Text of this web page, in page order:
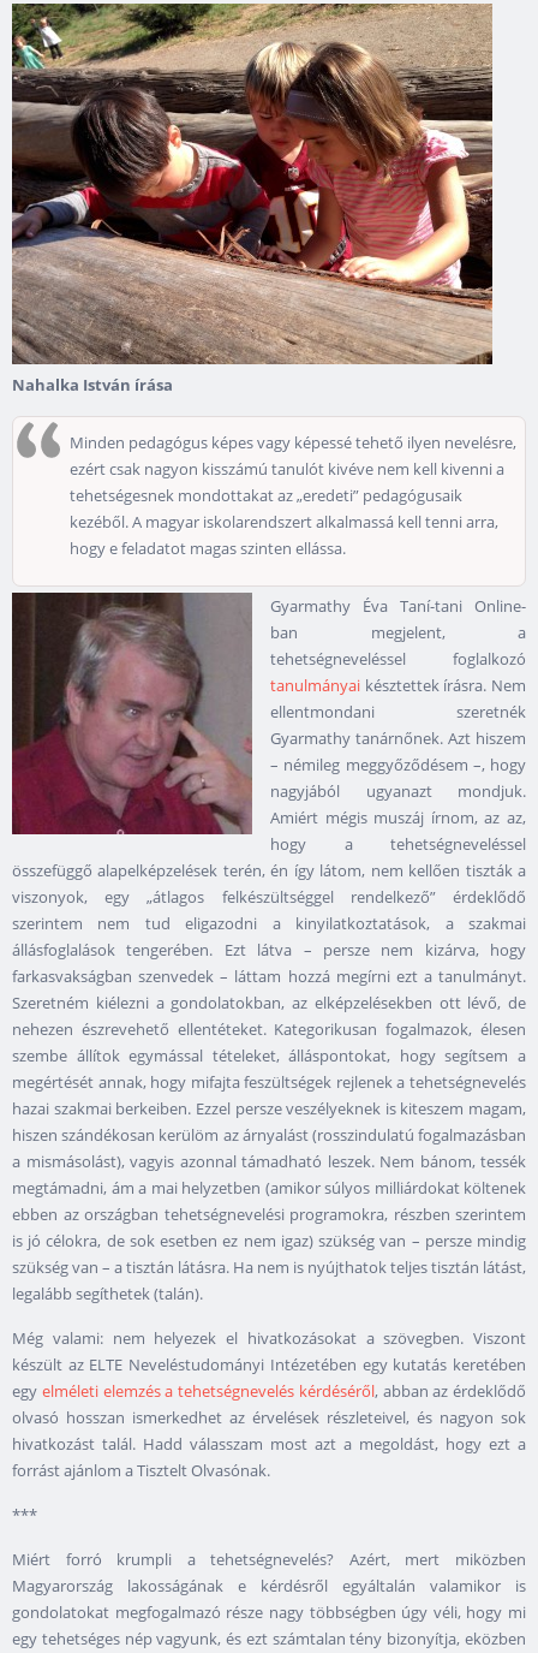
Nahalka István írása
Minden pedagógus képes vagy képessé tehető ilyen nevelésre,
ezért csak nagyon kisszámú tanulót kivéve nem kell kivenni a
tehetségesnek mondottakat az „eredeti” pedagógusaik
kezéből. A magyar iskolarendszert alkalmassá kell tenni arra,
hogy e feladatot magas szinten ellássa.
Gyarmathy Éva Taní-tani Online-
ban megjelent, a
tehetségneveléssel foglalkozó
tanulmányai késztettek írásra. Nem
ellentmondani szeretnék
Gyarmathy tanárnőnek. Azt hiszem
– némileg meggyőződésem –, hogy
nagyjából ugyanazt mondjuk.
Amiért mégis muszáj írnom, az az,
hogy a tehetségneveléssel
összefüggő alapelképzelések terén, én így látom, nem kellően tiszták a
viszonyok, egy „átlagos felkészültséggel rendelkező” érdeklődő
szerintem nem tud eligazodni a kinyilatkoztatások, a szakmai
állásfoglalások tengerében. Ezt látva – persze nem kizárva, hogy
farkasvakságban szenvedek – láttam hozzá megírni ezt a tanulmányt.
Szeretném kiélezni a gondolatokban, az elképzelésekben ott lévő, de
nehezen észrevehető ellentéteket. Kategorikusan fogalmazok, élesen
szembe állítok egymással tételeket, álláspontokat, hogy segítsem a
megértését annak, hogy mifajta feszültségek rejlenek a tehetségnevelés
hazai szakmai berkeiben. Ezzel persze veszélyeknek is kiteszem magam,
hiszen szándékosan kerülöm az árnyalást (rosszindulatú fogalmazásban
a mismásolást), vagyis azonnal támadható leszek. Nem bánom, tessék
megtámadni, ám a mai helyzetben (amikor súlyos milliárdokat költenek
ebben az országban tehetségnevelési programokra, részben szerintem
is jó célokra, de sok esetben ez nem igaz) szükség van – persze mindig
szükség van – a tisztán látásra. Ha nem is nyújthatok teljes tisztán látást,
legalább segíthetek (talán).
Még valami: nem helyezek el hivatkozásokat a szövegben. Viszont
készült az ELTE Neveléstudományi Intézetében egy kutatás keretében
egy elméleti elemzés a tehetségnevelés kérdéséről, abban az érdeklődő
olvasó hosszan ismerkedhet az érvelések részleteivel, és nagyon sok
hivatkozást talál. Hadd válasszam most azt a megoldást, hogy ezt a
forrást ajánlom a Tisztelt Olvasónak.
***
Miért forró krumpli a tehetségnevelés? Azért, mert miközben
Magyarország lakosságának e kérdésről egyáltalán valamikor is
gondolatokat megfogalmazó része nagy többségben úgy véli, hogy mi
egy tehetséges nép vagyunk, és ezt számtalan tény bizonyítja, eközben